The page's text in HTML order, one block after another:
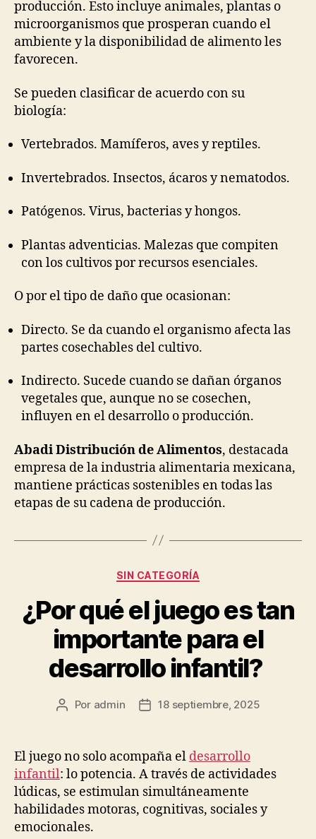
producción. Esto incluye animales, plantas o
microorganismos que prosperan cuando el
ambiente y la disponibilidad de alimento les
favorecen.
Se pueden clasificar de acuerdo con su
biología:
Vertebrados. Mamíferos, aves y reptiles.
Invertebrados. Insectos, ácaros y nematodos.
Patógenos. Virus, bacterias y hongos.
Plantas adventicias. Malezas que compiten
con los cultivos por recursos esenciales.
O por el tipo de daño que ocasionan:
Directo. Se da cuando el organismo afecta las
partes cosechables del cultivo.
Indirecto. Sucede cuando se dañan órganos
vegetales que, aunque no se cosechen,
influyen en el desarrollo o producción.
Abadi Distribución de Alimentos, destacada
empresa de la industria alimentaria mexicana,
mantiene prácticas sostenibles en todas las
etapas de su cadena de producción.
Categorías
SIN CATEGORÍA
¿Por qué el juego es tan
importante para el
desarrollo infantil?
Autor
publicación
Por admin
Fecha
publicación
18 septiembre, 2025
El juego no solo acompaña el desarrollo
infantil: lo potencia. A través de actividades
lúdicas, se estimulan simultáneamente
habilidades motoras, cognitivas, sociales y
emocionales.